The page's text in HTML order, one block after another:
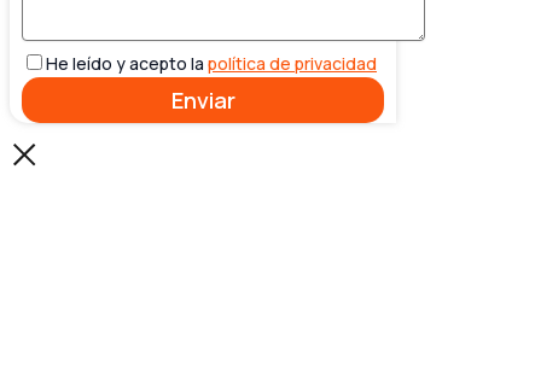
He leído y acepto la política de privacidad